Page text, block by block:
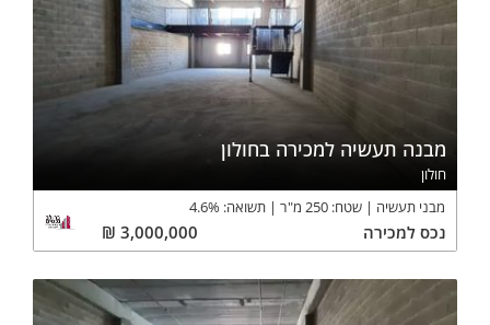
מבנה תעשיה למכירה בחולון
חולון
מבני תעשיה
שטח: 250 מ"ר תשואה: 4.6%
נכס למכירה 3,000,000
₪